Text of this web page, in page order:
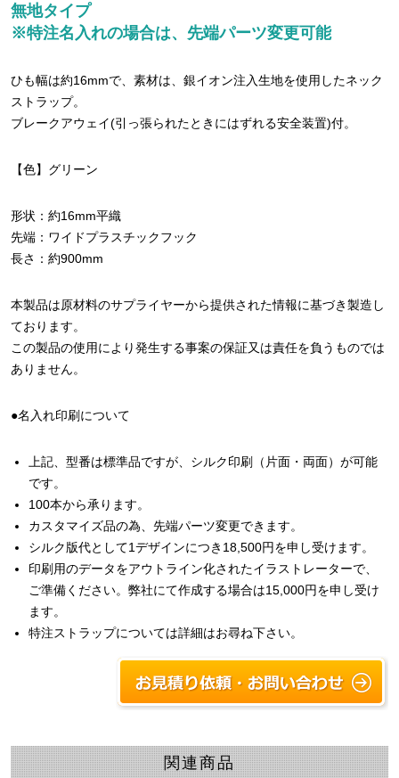
無地タイプ
※特注名入れの場合は、先端パーツ変更可能
ひも幅は約16mmで、素材は、銀イオン注入生地を使用したネック
ストラップ。
ブレークアウェイ(引っ張られたときにはずれる安全装置)付。
【色】グリーン
形状：約16mm平織
先端：ワイドプラスチックフック
長さ：約900mm
本製品は原材料のサプライヤーから提供された情報に基づき製造し
ております。
この製品の使用により発生する事案の保証又は責任を負うものでは
ありません。
●名入れ印刷について
上記、型番は標準品ですが、シルク印刷（片面・両面）が可能
です。
100本から承ります。
カスタマイズ品の為、先端パーツ変更できます。
シルク版代として1デザインにつき18,500円を申し受けます。
印刷用のデータをアウトライン化されたイラストレーターで、
ご準備ください。弊社にて作成する場合は15,000円を申し受け
ます。
特注ストラップについては詳細はお尋ね下さい。
関連商品